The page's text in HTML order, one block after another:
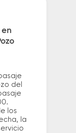
del
los
la